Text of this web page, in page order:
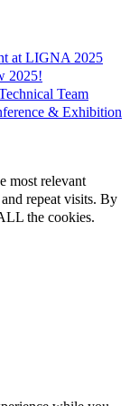
at LIGNA 2025
2025!
Team
& Exhibition
most relevant
repeat visits. By
the cookies.